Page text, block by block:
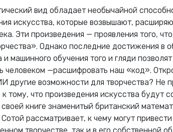
вид обладает необычайной
искусства, которые возвышают,
Эти произведения — проявления того,
Однако последние достижения в
и машинного обучения того и гляди
человеком —расшифровать наш «код».
другие возможности для творчества? Не
к тому, что произведения искусства будут
книге знаменитый британский
рассматривает, к чему могут